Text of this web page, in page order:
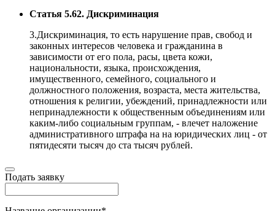
Статья 5.62. Дискриминация
3.Дискриминация, то есть нарушение прав, свобод и
законных интересов человека и гражданина в
зависимости от его пола, расы, цвета кожи,
национальности, языка, происхождения,
имущественного, семейного, социального и
должностного положения, возраста, места жительства,
отношения к религии, убеждений, принадлежности или
непринадлежности к общественным объединениям или
каким-либо социальным группам, - влечет наложение
административного штрафа на на юридических лиц - от
пятидесяти тысяч до ста тысяч рублей.
Подать заявку